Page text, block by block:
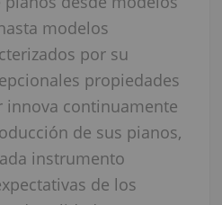
modelos
por su
propiedades
innova continuamente
de sus pianos,
instrumento
de los